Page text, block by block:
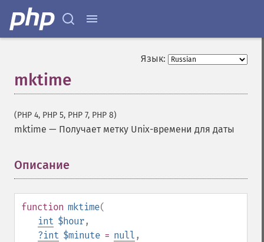
Язык:
mktime
(PHP 4, PHP 5, PHP 7, PHP 8)
mktime — Получает метку Unix-времени для даты
Описание
function mktime(
int $hour,
?int $minute = null ,